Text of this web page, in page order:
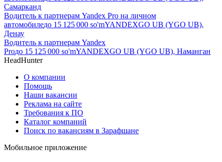
Самарканд
Водитель к партнерам Yandex Pro на личном
автомобиледо 15 125 000 so'mYANDEXGO UB (YGO UB),
Денау
Водитель к партнерам Yandex
Proдо 15 125 000 so'mYANDEXGO UB (YGO UB), Наманган
HeadHunter
О компании
Помощь
Наши вакансии
Реклама на сайте
Требования к ПО
Каталог компаний
Поиск по вакансиям в Зарафшане
Мобильное приложение